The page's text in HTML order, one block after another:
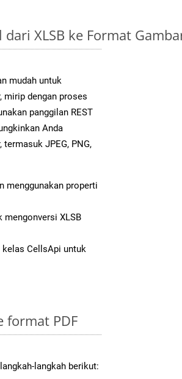
XLSB ke Format
mudah untuk
mirip dengan proses
panggilan REST
Anda
JPEG, PNG,
menggunakan properti
mengonversi XLSB
kelas CellsApi untuk
format PDF
langkah berikut: